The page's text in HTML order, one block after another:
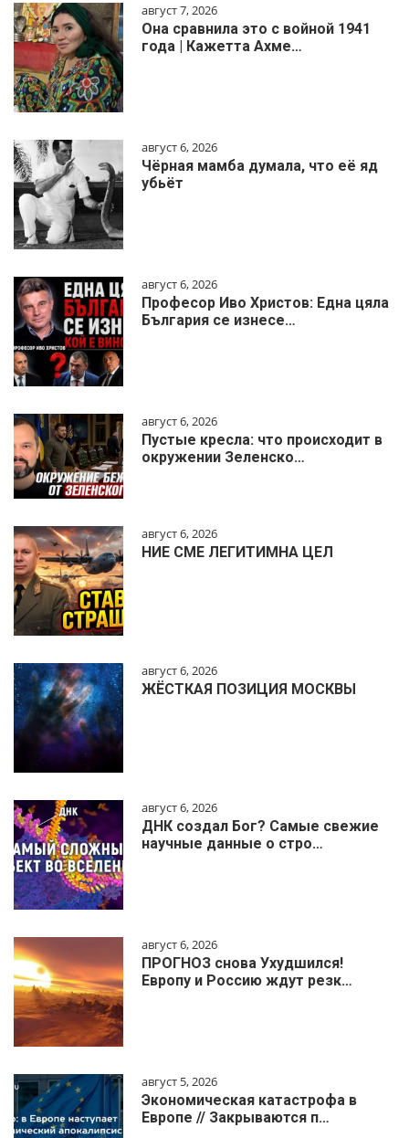
август 7, 2026
Она сравнила это с войной 1941
года | Кажетта Ахме…
август 6, 2026
Чёрная мамба думала, что её яд
убьёт
август 6, 2026
Професор Иво Христов: Една цяла
България се изнесе…
август 6, 2026
Пустые кресла: что происходит в
окружении Зеленско…
август 6, 2026
НИЕ СМЕ ЛЕГИТИМНА ЦЕЛ
август 6, 2026
ЖЁСТКАЯ ПОЗИЦИЯ МОСКВЫ
август 6, 2026
ДНК создал Бог? Самые свежие
научные данные о стро…
август 6, 2026
ПРОГНОЗ снова Ухудшился!
Европу и Россию ждут резк…
август 5, 2026
Экономическая катастрофа в
Европе // Закрываются п…